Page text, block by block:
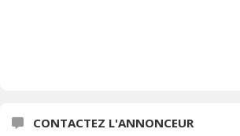
CONTACTEZ L'ANNONCEUR